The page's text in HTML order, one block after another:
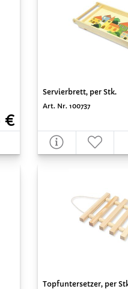
€
Servierbrett, per Stk.
Art. Nr. 100737
Topfuntersetzer, per